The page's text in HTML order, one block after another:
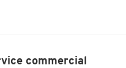
commercial